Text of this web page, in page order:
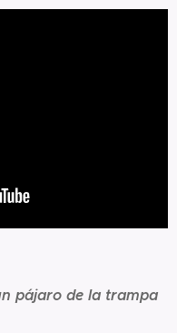
pájaro de la trampa